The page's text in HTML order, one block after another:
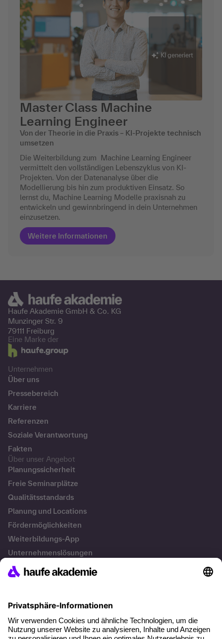
KI generiert
Master Class Machine
Learning Engineer
Von der Theorie in die Praxis – KI-Projekte technisch
umsetzen
Die Weiterbildung zum Machine Learning Engineer
vermittelt den vollständigen Lebenszyklus von KI-
Projekten. Von der Datenanalyse über die
Modellierung bis hin zum produktiven Einsatz. So
lernst du, Machine Learning Modelle praxisnah zu
entwickeln und gewinnbringend in dein Unternehmen
einzusetzen.
Weitere Informationen
Haufe Akademie GmbH & Co. KG
Munzinger Str. 9
79111 Freiburg
Eine Marke der
Unternehmen
Über uns
Pressebereich
Karriere
Referenzen
Soziale Verantwortung
Fakten
Über unser Angebot
Planungssicherheit
Freie Seminarplätze
Qualitätsstandards
Planung und Locations
Fördermöglichkeiten
Weiterbildungs-App
Unternehmenslösungen
Potenzialanalyse
Coaching
Kontakt & Support
Kontakt
FAQs